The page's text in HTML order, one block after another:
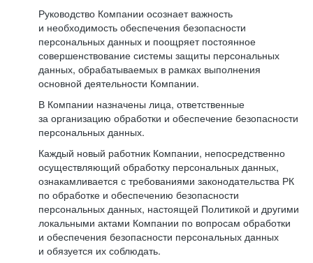
Руководство Компании осознает важность
и необходимость обеспечения безопасности
персональных данных и поощряет постоянное
совершенствование системы защиты персональных
данных, обрабатываемых в рамках выполнения
основной деятельности Компании.
В Компании назначены лица, ответственные
за организацию обработки и обеспечение безопасности
персональных данных.
Каждый новый работник Компании, непосредственно
осуществляющий обработку персональных данных,
ознакамливается с требованиями законодательства РК
по обработке и обеспечению безопасности
персональных данных, настоящей Политикой и другими
локальными актами Компании по вопросам обработки
и обеспечения безопасности персональных данных
и обязуется их соблюдать.